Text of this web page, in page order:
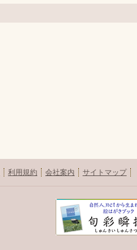
利用規約 会社案内 サイトマップ